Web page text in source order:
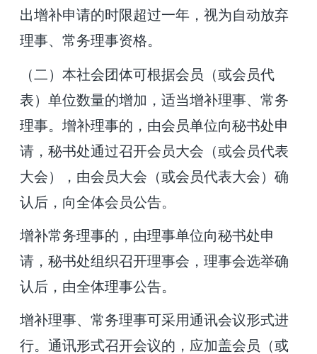
出增补申请的时限超过一年，视为自动放弃
理事、常务理事资格。
（二）本社会团体可根据会员（或会员代
表）单位数量的增加，适当增补理事、常务
理事。增补理事的，由会员单位向秘书处申
请，秘书处通过召开会员大会（或会员代表
大会），由会员大会（或会员代表大会）确
认后，向全体会员公告。
增补常务理事的，由理事单位向秘书处申
请，秘书处组织召开理事会，理事会选举确
认后，由全体理事公告。
增补理事、常务理事可采用通讯会议形式进
行。通讯形式召开会议的，应加盖会员（或